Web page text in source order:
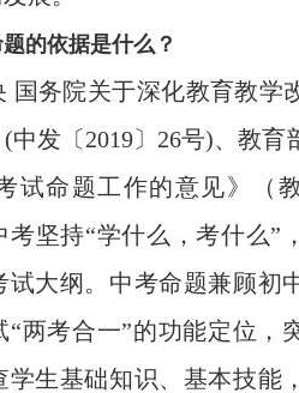
的依据是什么？
国务院关于深化教育教学
中发〔2019〕26号)、教育
试命题工作的意见》（
坚持“学什么，考什么”
试大纲。中考命题兼顾初
“两考合一”的功能定位，
学生基础知识、基本技能